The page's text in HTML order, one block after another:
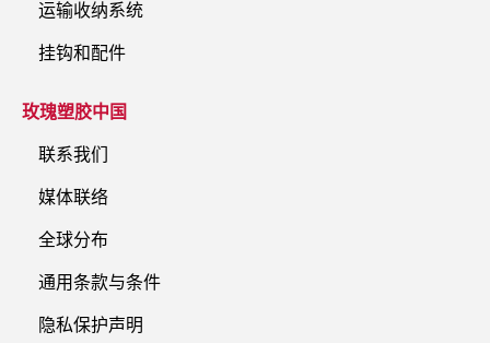
运输收纳系统
挂钩和配件
玫瑰塑胶中国
联系我们
媒体联络
全球分布
通用条款与条件
隐私保护声明